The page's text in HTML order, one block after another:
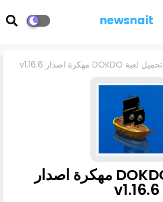
newsnait
تحميل لعبة DOKDO مهكرة اصدار v1.16.6
تحميل لعبة DOKDO مهكرة اصدار
v1.16.6